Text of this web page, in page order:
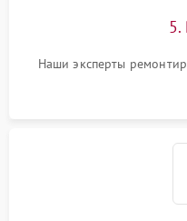
5.
Наши эксперты